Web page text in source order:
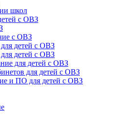
школ
с ОВЗ
с ОВЗ
детей с ОВЗ
детей с ОВЗ
для детей с ОВЗ
для детей с ОВЗ
и ПО для детей с ОВЗ